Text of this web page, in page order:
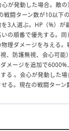
が発動した場合。敵
戦闘ターン数が10以下
3人選ぶ。HP（%）が
の順番で優先する。
理ダメージを与える
、防護無視、会心可能
メージを追加で
る 。会心が発動した
る。現在の戦闘ター